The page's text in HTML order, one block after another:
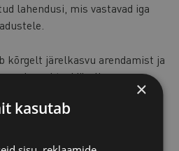
lahendusi, mis vastavad iga
kõrgelt järelkasvu arendamist ja
järelkasvu
Ettevõte teeb tihedat koostööd
pakkudes praktikavõimalusi
Lisaks on loodud
pakkuv Magnetic
×
kasutab